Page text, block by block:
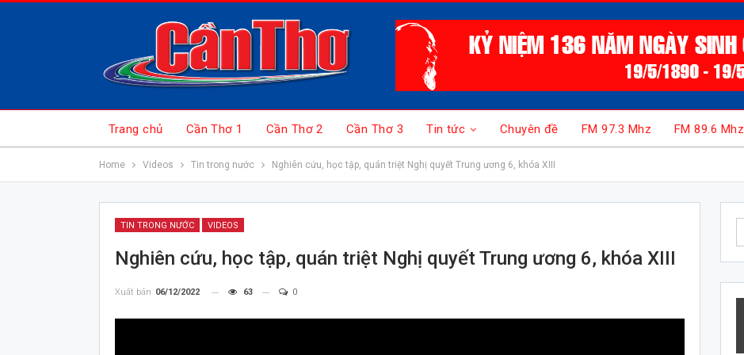
Trang chủ Cần Thơ 1 Cần Thơ 2 Cần Thơ 3 Tin tức Chuyên đề FM 97.3 Mhz FM 89.6 Mhz
Home Videos Tin trong nước Nghiên cứu, học tập, quán triệt Nghị quyết Trung ương 6, khóa XIII
TIN TRONG NƯỚC VIDEOS
Nghiên cứu, học tập, quán triệt Nghị quyết Trung ương 6, khóa XIII
Xuất bản 06/12/2022 63 0